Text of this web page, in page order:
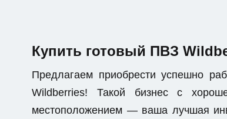
Купить готовый ПВЗ
Предлагаем приобрести успешно
Wildberries! Такой бизнес с
местоположением — ваша лучшая